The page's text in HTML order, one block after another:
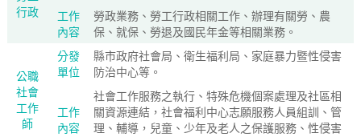
行政
工作
內容
勞政業務、勞工行政相關工作、辦理有關勞、農
保、就保、勞退及國民年金等相關業務。
公職
社會
工作
師
分發
單位
縣市政府社會局、衛生福利局、家庭暴力暨性侵害
防治中心等。
工作
內容
社會工作服務之執行、特殊危機個案處理及社區相
關資源連結，社會福利中心志願服務人員組訓、管
理、輔導，兒童、少年及老人之保護服務、性侵害